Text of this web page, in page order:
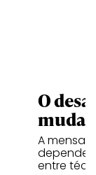
O
A
depende
entre